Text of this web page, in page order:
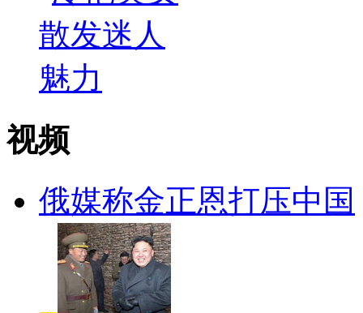
视频
俄媒称金正恩打压中国